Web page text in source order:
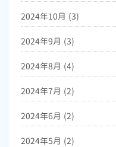
2024年10月 (3)
2024年9月 (3)
2024年8月 (4)
2024年7月 (2)
2024年6月 (2)
2024年5月 (2)